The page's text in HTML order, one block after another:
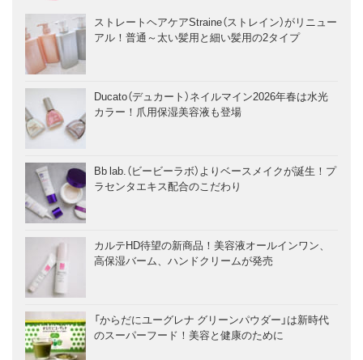
ストレートヘアケアStraine（ストレイン）がリニュー
アル！普通～太い髪用と細い髪用の2タイプ
Ducato（デュカート）ネイルマイン2026年春は水光
カラー！爪用保湿美容液も登場
Bb lab.（ビービーラボ）よりベースメイクが誕生！プ
ラセンタエキス配合のこだわり
カルテHD待望の新商品！美容液オールインワン、
高保湿バーム、ハンドクリームが発売
「からだにユーグレナ グリーンパウダー」は新時代
のスーパーフード！美容と健康のために